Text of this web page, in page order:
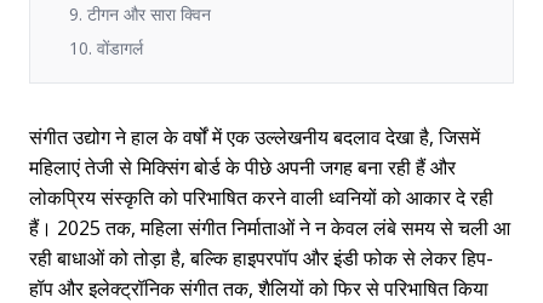
9. टीगन और सारा क्विन
10. वोंडागर्ल
संगीत उद्योग ने हाल के वर्षों में एक उल्लेखनीय बदलाव देखा है, जिसमें
महिलाएं तेजी से मिक्सिंग बोर्ड के पीछे अपनी जगह बना रही हैं और
लोकप्रिय संस्कृति को परिभाषित करने वाली ध्वनियों को आकार दे रही
हैं। 2025 तक, महिला संगीत निर्माताओं ने न केवल लंबे समय से चली आ
रही बाधाओं को तोड़ा है, बल्कि हाइपरपॉप और इंडी फोक से लेकर हिप-
हॉप और इलेक्ट्रॉनिक संगीत तक, शैलियों को फिर से परिभाषित किया